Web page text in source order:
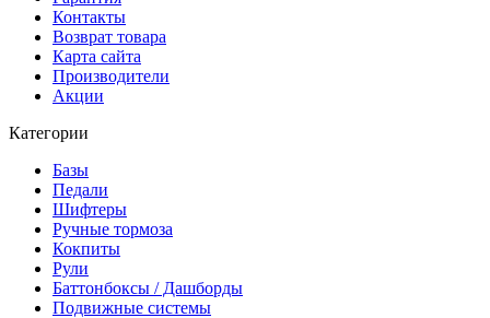
Контакты
Возврат товара
Карта сайта
Производители
Акции
Категории
Базы
Педали
Шифтеры
Ручные тормоза
Кокпиты
Рули
Баттонбоксы / Дашборды
Подвижные системы